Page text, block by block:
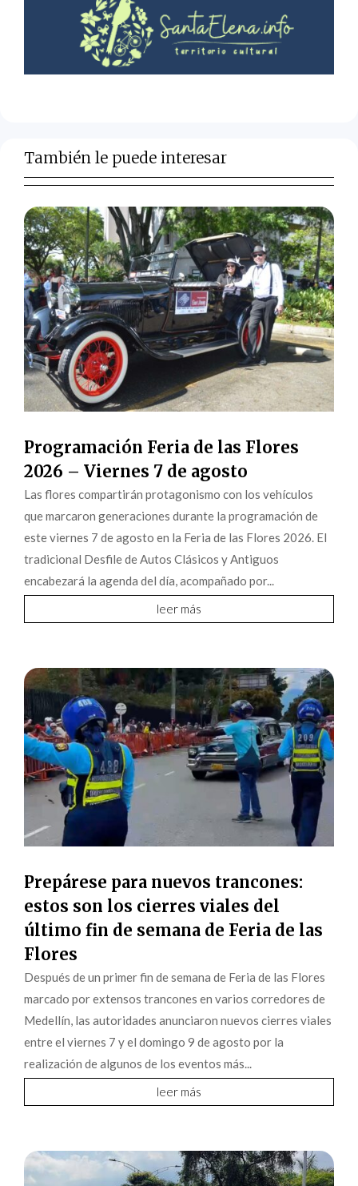
También le puede interesar
Programación Feria de las Flores
2026 – Viernes 7 de agosto
Las flores compartirán protagonismo con los vehículos
que marcaron generaciones durante la programación de
este viernes 7 de agosto en la Feria de las Flores 2026. El
tradicional Desfile de Autos Clásicos y Antiguos
encabezará la agenda del día, acompañado por...
leer más
Prepárese para nuevos trancones:
estos son los cierres viales del
último fin de semana de Feria de las
Flores
Después de un primer fin de semana de Feria de las Flores
marcado por extensos trancones en varios corredores de
Medellín, las autoridades anunciaron nuevos cierres viales
entre el viernes 7 y el domingo 9 de agosto por la
realización de algunos de los eventos más...
leer más